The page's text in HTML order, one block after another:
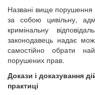
Названі вище порушення
за собою цивільну,
кримінальну
законодавець надає
самостійно обрати
порушених прав.
Докази і доказування
практиці